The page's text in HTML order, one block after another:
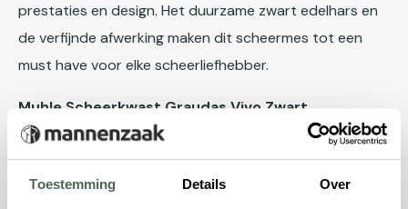
Toestemming Details Over
prestaties en design. Het duurzame zwart edelhars en
de verfijnde afwerking maken dit scheermes tot een
must have voor elke scheerliefhebber.
Muhle Scheerkwast Graudas Vivo Zwart
Muhle Scheerkwast Graudas Vivo Zwart
is een elegante
en functionele keuze voor liefhebbers van traditioneel
scheren. De zwarte kleur met de chromen details geven